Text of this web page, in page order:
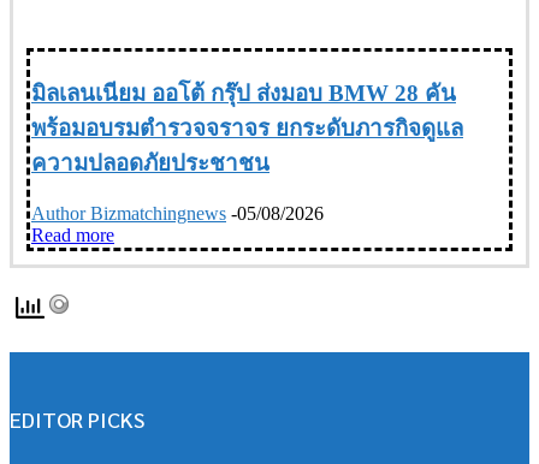
มิลเลนเนียม ออโต้ กรุ๊ป ส่งมอบ BMW 28 คัน
พร้อมอบรมตำรวจจราจร ยกระดับภารกิจดูแล
ความปลอดภัยประชาชน
Author Bizmatchingnews -05/08/2026
Read more
EDITOR PICKS